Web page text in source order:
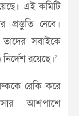
এই কমিটি
প্রস্তুতি নেবে।
সবাইকে
রয়েছে।’
রেকি করে
আশপাশে